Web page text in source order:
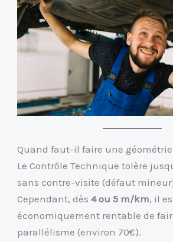
Quand faut-il faire une géométrie
Le Contrôle Technique tolère
sans contre-visite (défaut
Cependant, dès4 ou 5 m/km, il
économiquement rentable de
parallélisme (environ 70€).